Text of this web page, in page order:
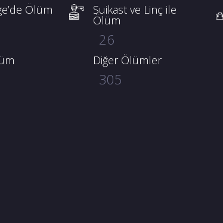
Ölüm Suikast ve Linç ile
Ölüm
26
Diğer Ölümler
305